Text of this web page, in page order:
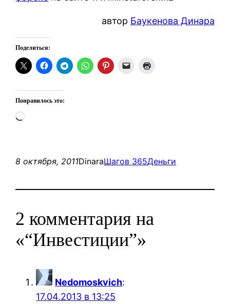
автор Баукенова Динара
Поделиться:
Понравилось это:
Загрузка…
8 октября, 2011DinaraШагов 365Деньги
2 комментария на
«“Инвестиции”»
Nedomoskvich:
17.04.2013 в 13:25